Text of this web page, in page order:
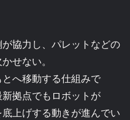
協力し、パレットなどの
せない。
へ移動する仕組みで
拠点でもロボットが
上げする動きが進んでい